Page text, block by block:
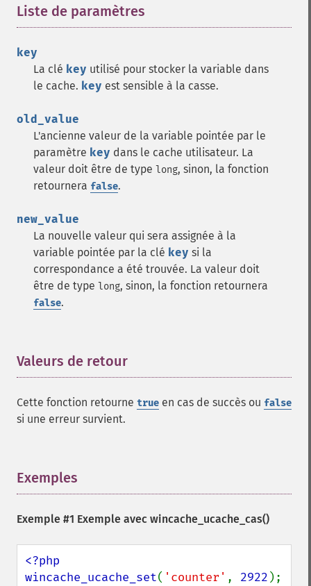
Liste de paramètres
key
La clé key utilisé pour stocker la variable dans
le cache. key est sensible à la casse.
old_value
L'ancienne valeur de la variable pointée par le
paramètre key dans le cache utilisateur. La
valeur doit être de type long, sinon, la fonction
retournera false.
new_value
La nouvelle valeur qui sera assignée à la
variable pointée par la clé key si la
correspondance a été trouvée. La valeur doit
être de type long, sinon, la fonction retournera
false.
Valeurs de retour
Cette fonction retourne true en cas de succès ou false
si une erreur survient.
Exemples
Exemple #1 Exemple avec wincache_ucache_cas()
<?php
wincache_ucache_set( 'counter' , 2922